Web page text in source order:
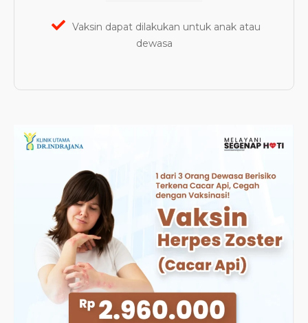
Vaksin dapat dilakukan untuk anak atau
dewasa